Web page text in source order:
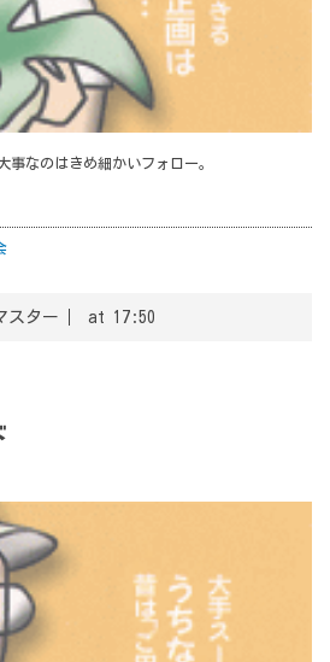
事なのはきめ細かいフォロー。
スター at 17:50